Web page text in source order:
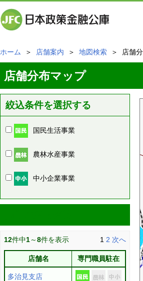
ホーム ＞ 店舗案内 ＞ 地図検索 ＞ 店舗
店舗分布マップ
絞込条件を選択する
国民生活事業
農林水産事業
中小企業事業
12件中1～8件を表示 1 2 次へ
店舗名 専門職員駐在
多治見支店